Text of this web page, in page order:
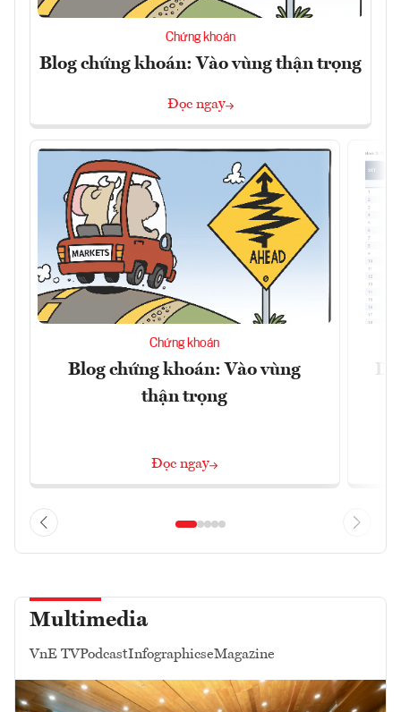
Chứng khoán
Blog chứng khoán: Vào vùng thận trọng
Đọc ngay
Chứng khoán
Blog chứng khoán: Vào vùng
thận trọng
Đọc ngay
Multimedia
VnE TVPodcastInfographicseMagazine